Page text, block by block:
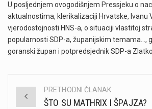
U posljednjem ovogodišnjem Pressjeku o
aktualnostima, klerikalizaciji Hrvatske, Ivanu
vjerodostojnosti HNS-a, o situaciji vlastitoj
popularnosti SDP-a, županijskim temama…,
goranski župan i potpredsjednik SDP-a
Post
PRETHODNI ČLANAK
ŠTO SU MATHRIX I ŠPAJZA?